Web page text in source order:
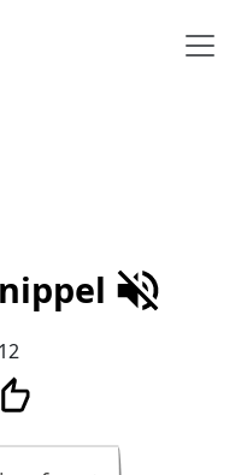
12